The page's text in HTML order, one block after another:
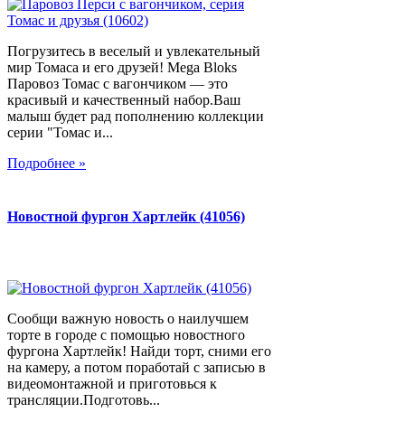
Погрузитесь в веселый и увлекательный
мир Томаса и его друзей! Mega Bloks
Паровоз Томас с вагончиком — это
красивый и качественный набор.Ваш
малыш будет рад пополнению коллекции
серии "Томас и...
Подробнее »
Новостной фургон Хартлейк (41056)
Сообщи важную новость о наилучшем
торте в городе с помощью новостного
фургона Хартлейк! Найди торт, сними его
на камеру, а потом поработай с записью в
видеомонтажной и приготовься к
трансляции.Подготовь...